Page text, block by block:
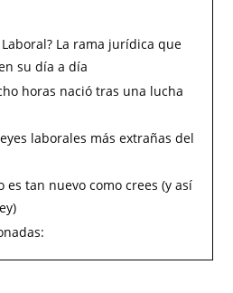
La rama jurídica que
su día a día
horas nació tras una lucha
laborales más extrañas del
es tan nuevo como crees (y así